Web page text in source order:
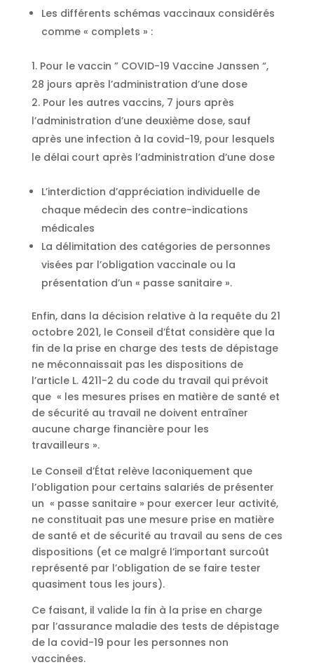
Les différents schémas vaccinaux considérés
comme « complets » :
Pour le vaccin ” COVID-19 Vaccine Janssen “,
28 jours après l’administration d’une dose
Pour les autres vaccins, 7 jours après
l’administration d’une deuxième dose, sauf
après une infection à la covid-19, pour lesquels
le délai court après l’administration d’une dose
L’interdiction d’appréciation individuelle de
chaque médecin des contre-indications
médicales
La délimitation des catégories de personnes
visées par l’obligation vaccinale ou la
présentation d’un « passe sanitaire ».
Enfin, dans la décision relative à la requête du 21
octobre 2021, le Conseil d’État considère que la
fin de la prise en charge des tests de dépistage
ne méconnaissait pas les dispositions de
l’article L. 4211-2 du code du travail qui prévoit
que « les mesures prises en matière de santé et
de sécurité au travail ne doivent entraîner
aucune charge financière pour les
travailleurs ».
Le Conseil d’État relève laconiquement que
l’obligation pour certains salariés de présenter
un « passe sanitaire » pour exercer leur activité,
ne constituait pas une mesure prise en matière
de santé et de sécurité au travail au sens de ces
dispositions (et ce malgré l’important surcoût
représenté par l’obligation de se faire tester
quasiment tous les jours).
Ce faisant, il valide la fin à la prise en charge
par l’assurance maladie des tests de dépistage
de la covid-19 pour les personnes non
vaccinées.